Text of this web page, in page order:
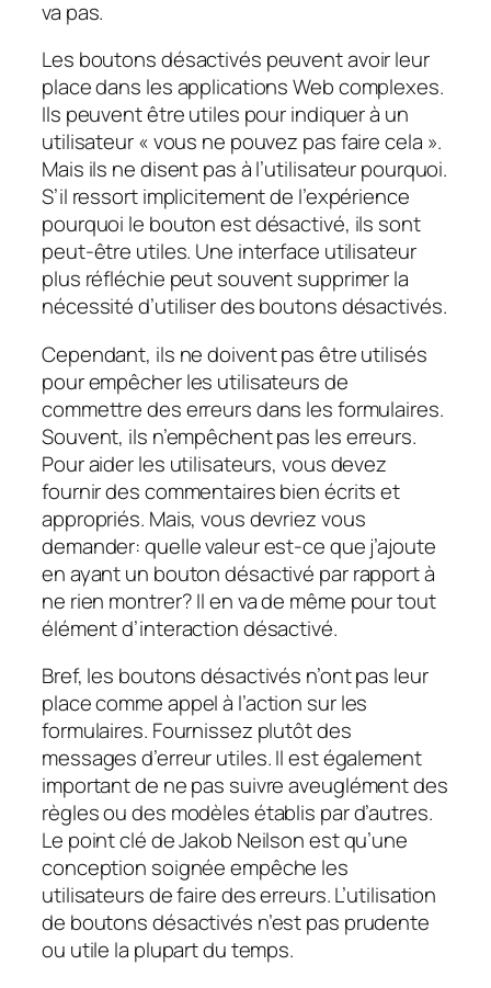
va pas.
Les boutons désactivés peuvent avoir leur
place dans les applications Web complexes.
Ils peuvent être utiles pour indiquer à un
utilisateur « vous ne pouvez pas faire cela ».
Mais ils ne disent pas à l’utilisateur pourquoi.
S’il ressort implicitement de l’expérience
pourquoi le bouton est désactivé, ils sont
peut-être utiles. Une interface utilisateur
plus réfléchie peut souvent supprimer la
nécessité d’utiliser des boutons désactivés.
Cependant, ils ne doivent pas être utilisés
pour empêcher les utilisateurs de
commettre des erreurs dans les formulaires.
Souvent, ils n’empêchent pas les erreurs.
Pour aider les utilisateurs, vous devez
fournir des commentaires bien écrits et
appropriés. Mais, vous devriez vous
demander: quelle valeur est-ce que j’ajoute
en ayant un bouton désactivé par rapport à
ne rien montrer? Il en va de même pour tout
élément d’interaction désactivé.
Bref, les boutons désactivés n’ont pas leur
place comme appel à l’action sur les
formulaires. Fournissez plutôt des
messages d’erreur utiles. Il est également
important de ne pas suivre aveuglément des
règles ou des modèles établis par d’autres.
Le point clé de Jakob Neilson est qu’une
conception soignée empêche les
utilisateurs de faire des erreurs. L’utilisation
de boutons désactivés n’est pas prudente
ou utile la plupart du temps.